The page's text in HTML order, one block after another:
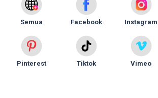
Semua Facebook Instagram
Pinterest Tiktok Vimeo